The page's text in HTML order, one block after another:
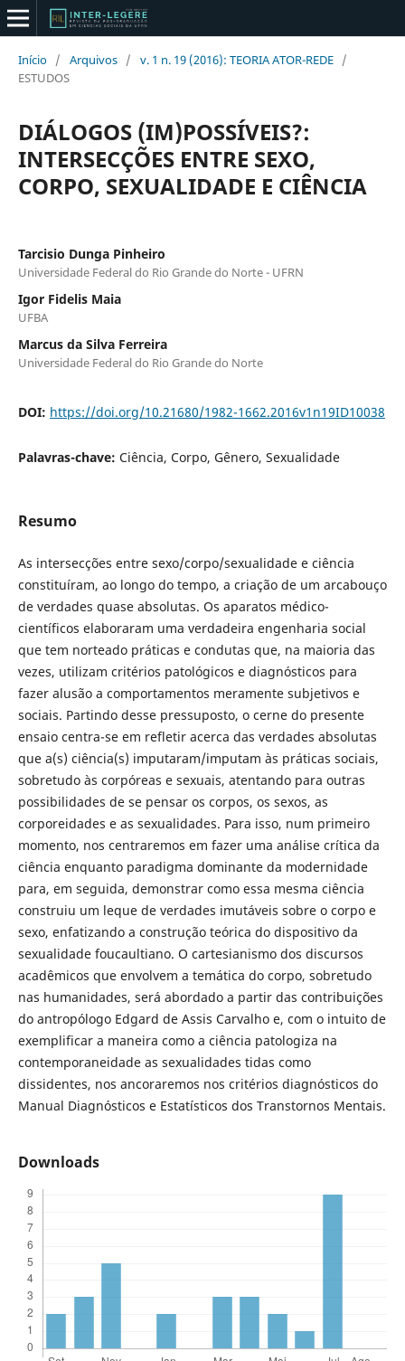
Início / Arquivos / v. 1 n. 19 (2016): TEORIA ATOR-REDE /
ESTUDOS
DIÁLOGOS (IM)POSSÍVEIS?:
INTERSECÇÕES ENTRE SEXO,
CORPO, SEXUALIDADE E CIÊNCIA
Tarcisio Dunga Pinheiro
Universidade Federal do Rio Grande do Norte - UFRN
Igor Fidelis Maia
UFBA
Marcus da Silva Ferreira
Universidade Federal do Rio Grande do Norte
DOI: https://doi.org/10.21680/1982-1662.2016v1n19ID10038
Palavras-chave: Ciência, Corpo, Gênero, Sexualidade
Resumo
As intersecções entre sexo/corpo/sexualidade e ciência
constituíram, ao longo do tempo, a criação de um arcabouço
de verdades quase absolutas. Os aparatos médico-
científicos elaboraram uma verdadeira engenharia social
que tem norteado práticas e condutas que, na maioria das
vezes, utilizam critérios patológicos e diagnósticos para
fazer alusão a comportamentos meramente subjetivos e
sociais. Partindo desse pressuposto, o cerne do presente
ensaio centra-se em refletir acerca das verdades absolutas
que a(s) ciência(s) imputaram/imputam às práticas sociais,
sobretudo às corpóreas e sexuais, atentando para outras
possibilidades de se pensar os corpos, os sexos, as
corporeidades e as sexualidades. Para isso, num primeiro
momento, nos centraremos em fazer uma análise crítica da
ciência enquanto paradigma dominante da modernidade
para, em seguida, demonstrar como essa mesma ciência
construiu um leque de verdades imutáveis sobre o corpo e
sexo, enfatizando a construção teórica do dispositivo da
sexualidade foucaultiano. O cartesianismo dos discursos
acadêmicos que envolvem a temática do corpo, sobretudo
nas humanidades, será abordado a partir das contribuições
do antropólogo Edgard de Assis Carvalho e, com o intuito de
exemplificar a maneira como a ciência patologiza na
contemporaneidade as sexualidades tidas como
dissidentes, nos ancoraremos nos critérios diagnósticos do
Manual Diagnósticos e Estatísticos dos Transtornos Mentais.
Downloads